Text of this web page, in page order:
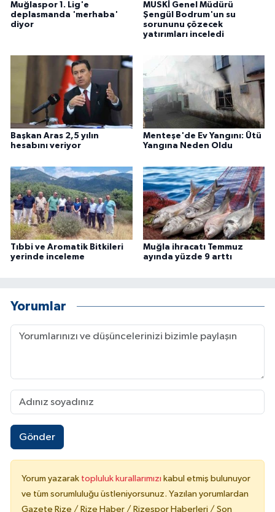
Muğlaspor 1. Lig'e
deplasmanda 'merhaba'
diyor
MUSKİ Genel Müdürü
Şengül Bodrum'un su
sorununu çözecek
yatırımları inceledi
Başkan Aras 2,5 yılın
hesabını veriyor
Menteşe'de Ev Yangını: Ütü
Yangına Neden Oldu
Tıbbi ve Aromatik Bitkileri
yerinde inceleme
Muğla ihracatı Temmuz
ayında yüzde 9 arttı
Yorumlar
Gönder
Yorum yazarak topluluk kurallarımızı kabul etmiş bulunuyor
ve tüm sorumluluğu üstleniyorsunuz. Yazılan yorumlardan
Gazete Rize / Rize Haber / Rizespor Haberleri / Son